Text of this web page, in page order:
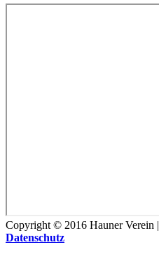
Copyright © 2016 Hauner Verein |
Datenschutz